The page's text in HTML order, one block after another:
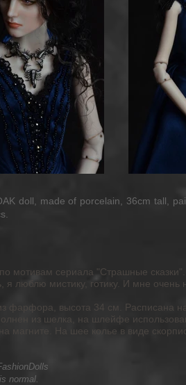
doll, made of porcelain, 36cm tall,
мотивам сериала "Страшные
я люблю мистику, готику. И мне очень
фарфора, высота 34 см. Расписана
из шелка, на шлейфе
магните. На шее колье в виде
normal.